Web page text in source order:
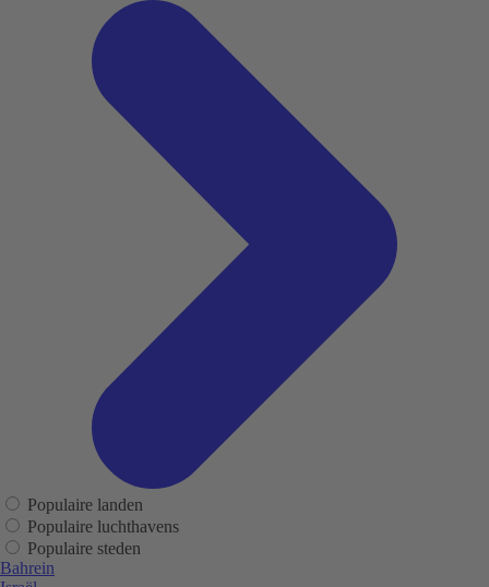
Populaire landen
Populaire luchthavens
Populaire steden
Bahrein